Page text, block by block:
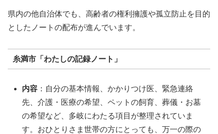
県内の他自治体でも、高齢者の権利擁護や孤立防止を目的
としたノートの配布が進んでいます。
糸満市「わたしの記録ノート」
内容 ：自分の基本情報、かかりつけ医、緊急連絡
先、介護・医療の希望、ペットの飼育、葬儀・お墓
の希望など、多岐にわたる項目が整理されていま
す。おひとりさま世帯の方にとっても、万一の際の